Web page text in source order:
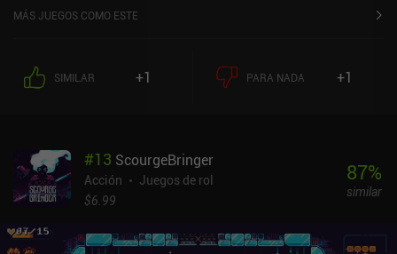
MÁS JUEGOS COMO ESTE
SIMILAR +1 PARA NADA +1
#13 ScourgeBringer
Acción
Juegos de rol
$6.99
87%
similar